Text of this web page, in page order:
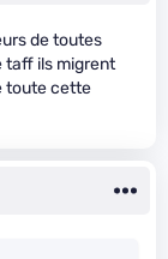
de toutes
taff ils migrent
toute cette